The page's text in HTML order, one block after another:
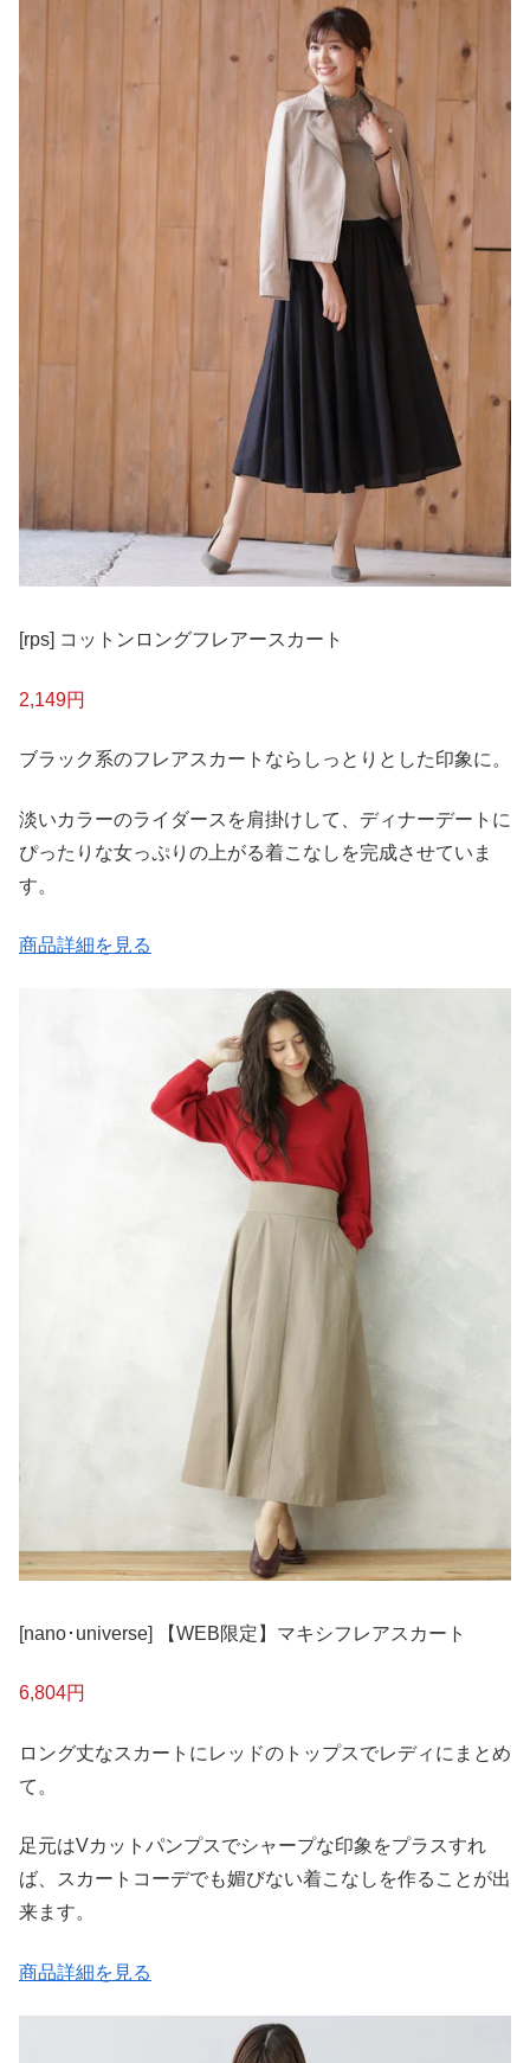
[rps] コットンロングフレアースカート
2,149円
ブラック系のフレアスカートならしっとりとした印象に。
淡いカラーのライダースを肩掛けして、ディナーデートに
ぴったりな女っぷりの上がる着こなしを完成させていま
す。
商品詳細を見る
[nano･universe] 【WEB限定】マキシフレアスカート
6,804円
ロング丈なスカートにレッドのトップスでレディにまとめ
て。
足元はVカットパンプスでシャープな印象をプラスすれ
ば、スカートコーデでも媚びない着こなしを作ることが出
来ます。
商品詳細を見る